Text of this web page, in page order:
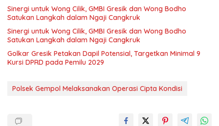
Sinergi untuk Wong Cilik, GMBI Gresik dan Wong Bodho
Satukan Langkah dalam Ngaji Cangkruk
Sinergi untuk Wong Cilik, GMBI Gresik dan Wong Bodho
Satukan Langkah dalam Ngaji Cangkruk
Golkar Gresik Petakan Dapil Potensial, Targetkan Minimal 9
Kursi DPRD pada Pemilu 2029
Polsek Gempol Melaksanakan Operasi Cipta Kondisi